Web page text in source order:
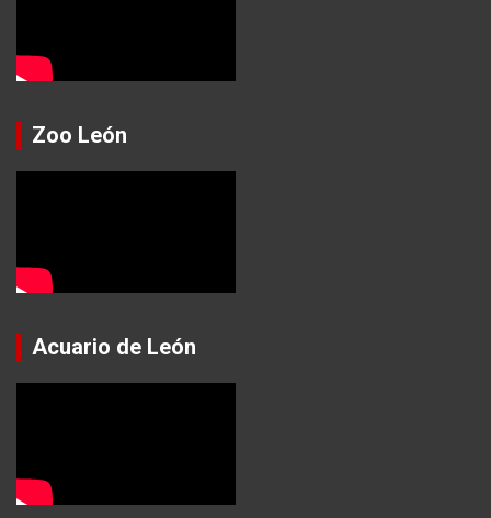
Zoo León
Acuario de León